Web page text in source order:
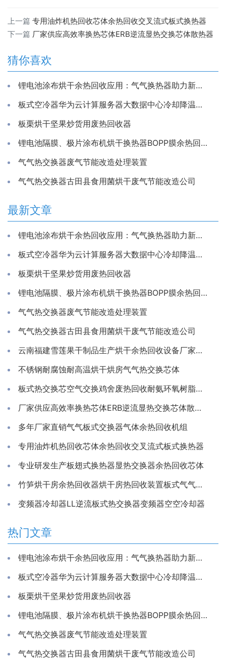
上一篇 专用油炸机热回收芯体余热回收交叉流式板式换热器
下一篇 厂家供应高效率换热芯体ERB逆流显热交换芯体散热器
猜你喜欢
锂电池涂布烘干余热回收应用：气气换热器助力新能源生产节能降耗
板式空冷器华为云计算服务器大数据中心冷却降温换散热装置制冷藏库房系统冷能量回收器
板栗烘干坚果炒货用废热回收器
锂电池隔膜、极片涂布机烘干换热器BOPP膜余热回收装置
气气热交换器废气节能改造处理装置
气气热交换器古田县食用菌烘干废气节能改造公司
最新文章
锂电池涂布烘干余热回收应用：气气换热器助力新能源生产节能降耗
板式空冷器华为云计算服务器大数据中心冷却降温换散热装置制冷藏库房系统冷能量回收器
板栗烘干坚果炒货用废热回收器
锂电池隔膜、极片涂布机烘干换热器BOPP膜余热回收装置
气气热交换器废气节能改造处理装置
气气热交换器古田县食用菌烘干废气节能改造公司
云南福建雪莲果干制品生产烘干余热回收设备厂家推荐亲水铝箔换热芯
不锈钢耐腐蚀耐高温烘干烘房气气热交换芯体
板式热交换芯空气交换鸡舍废热回收耐氨环氧树脂通风除湿换热
厂家供应高效率换热芯体ERB逆流显热交换芯体散热器
多年厂家直销气气板式交换器气体余热回收机组
专用油炸机热回收芯体余热回收交叉流式板式换热器
专业研发生产板翅式换热器显热交换器余热回收芯体
竹笋烘干房余热回收器烘干房热回收装置板式气气换热器工厂
变频器冷却器LL逆流板式热交换器变频器空空冷却器
热门文章
锂电池涂布烘干余热回收应用：气气换热器助力新能源生产节能降耗
板式空冷器华为云计算服务器大数据中心冷却降温换散热装置制冷藏库房系统冷能量回收器
板栗烘干坚果炒货用废热回收器
锂电池隔膜、极片涂布机烘干换热器BOPP膜余热回收装置
气气热交换器废气节能改造处理装置
气气热交换器古田县食用菌烘干废气节能改造公司